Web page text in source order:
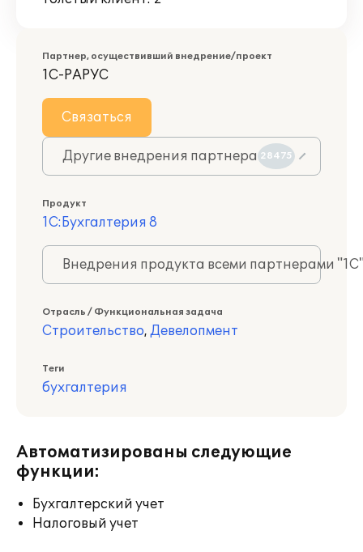
Партнер, осуществивший внедрение/проект
1С-РАРУС
Связаться
Другие внедрения партнера 28475
Продукт
1С:Бухгалтерия 8
Внедрения продукта всеми партнерами
Отрасль / Функциональная задача
Строительство, Девелопмент
Теги
бухгалтерия
Автоматизированы следующие
функции:
Бухгалтерский учет
Налоговый учет